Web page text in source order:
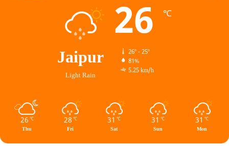
Jaipur
Light Rain
26 ℃
26º - 25º
81%
5.25 km/h
26 ℃
Thu
28 ℃
Fri
31 ℃
Sat
31 ℃
Sun
31 ℃
Mon